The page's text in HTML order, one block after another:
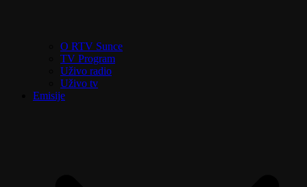
O RTV Sunce
TV Program
Uživo radio
Uživo tv
Emisije